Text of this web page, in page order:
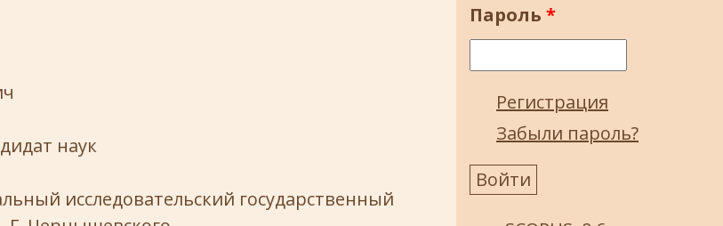
наук
исследовательский государственный
Пароль *
Регистрация
Забыли пароль?